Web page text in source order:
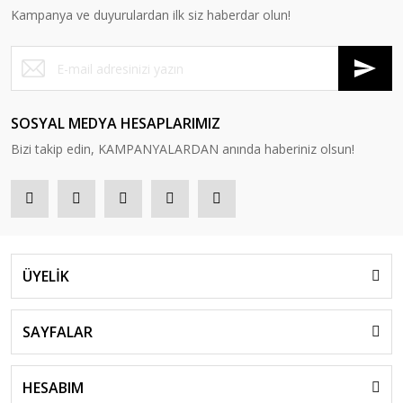
Kampanya ve duyurulardan ilk siz haberdar olun!
SOSYAL MEDYA HESAPLARIMIZ
Bizi takip edin, KAMPANYALARDAN anında haberiniz olsun!
ÜYELİK
SAYFALAR
HESABIM